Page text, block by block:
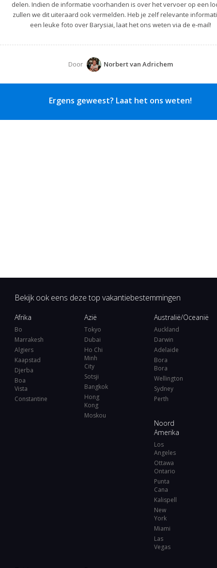
delen. Indien de informatie voorhanden is over het vervoer op een
zullen we dit uiteraard ook vermelden. Heb je zelf relevante
een leuke foto over Barysiai, laat het ons weten via de e-mail!
Door Norbert van Adrichem
Ergens geweest? Laat het ons weten!
Bekijk ook eens deze top vakantiebestemmingen
Afrika
Bo
Marrakesh
Algiers
Kaapstad
Djerba
Boa
Vista
Constantine
Azië
Tokyo
Dubai
Ho Chi
Minh
City
Sotsji
Bangkok
Hong
Kong
Moskou
Australië/Oceanië
Auckland
Darwin
Adelaide
Bora
Bora
Wellington
Sydney
Perth
Noord
Amerika
Los
Angeles
Ottawa
Ontario
Punta
Cana
Kalispell
New
York
Miami
Las
Vegas